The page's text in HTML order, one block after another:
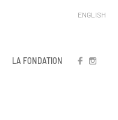
LA FONDATION FB IN
ENGLISH